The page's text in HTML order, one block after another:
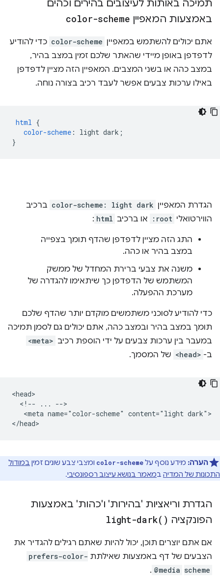
תמיכה באותות לעיצובים בהירים וכהים
באמצעות המאפיין color-scheme
אתם יכולים להשתמש במאפיין color-scheme כדי להודיע
לדפדפן באופן מיידי שהאתר שלכם זמין במצב בהיר,
במצב כהה או בשני המצבים. המאפיין הזה מציין לדפדפן
באילו ערכות צבעים אפשר לעבד רכיב בצורה נוחה.
html {
color-scheme : light dark ;
}
הגדרת המאפיין color-scheme: light dark ברכיב
הווירטואלי :root או ברכיב html
:
התג הזה מציין לדפדפן שהדף תומך בצפייה
במצב בהיר או כהה.
משנה את צבעי ברירת המחדל של ממשק
המשתמש של הדפדפן כך שיתאימו להגדרה של
מערכת ההפעלה.
כדי להודיע לסוכני משתמשים מוקדם יותר שהדף שלכם
תומך במצב בהיר ובמצב כהה, אתם יכולים גם לסמן תמיכה
במעבר בין ערכות צבעים על ידי הוספת רכיב <meta>
ב- <head> של המסמך.
<head>
  <!-- ... -->
   <meta name="color-scheme" content="light dark">
הערה: מידע נוסף עלcolor-scheme ומצבי צבע שונים זמין במודול
התכונות של המדיה במאמר בנושא עיצוב רספונסיבי.
הגדרת וריאציות 'בהירות' ו'כהות' באמצעות
הפונקציה
light-dark( )
אם אתם יוצרים תוכן, יכול להיות שאתם רגילים להגדיר את
הצבעים של דף באמצעות שאילתת prefers-color-
scheme
@media
.